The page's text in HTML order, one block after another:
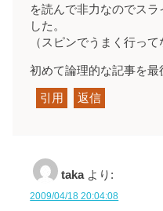
を読んで非力なのでス
した。
（スピンでうまく行って
初めて論理的な記事を
引用 返信
taka より:
2009/04/18 20:04:08